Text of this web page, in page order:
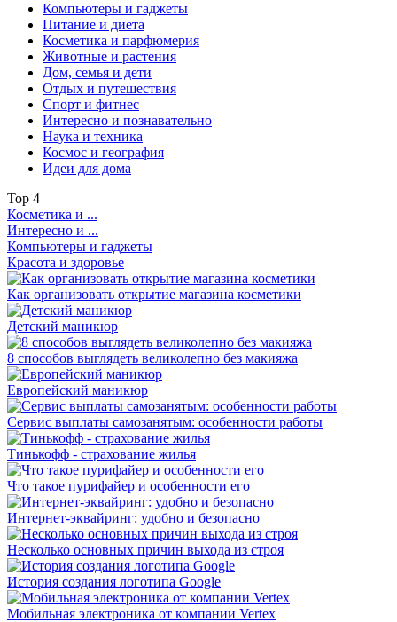
Компьютеры и гаджеты
Питание и диета
Косметика и парфюмерия
Животные и растения
Дом, семья и дети
Отдых и путешествия
Спорт и фитнес
Интересно и познавательно
Наука и техника
Космос и география
Идеи для дома
Top 4
Косметика и ...
Интересно и ...
Компьютеры и гаджеты
Красота и здоровье
Как организовать открытие магазина косметики
Детский маникюр
8 способов выглядеть великолепно без макияжа
Европейский маникюр
Сервис выплаты самозанятым: особенности работы
Тинькофф - страхование жилья
Что такое пурифайер и особенности его
Интернет-эквайринг: удобно и безопасно
Несколько основных причин выхода из строя
История создания логотипа Google
Мобильная электроника от компании Vertex